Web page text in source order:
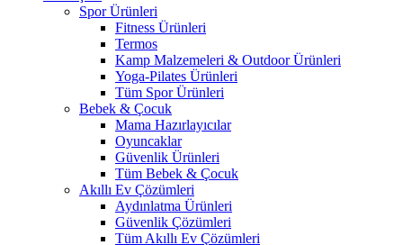
Spor Ürünleri
Fitness Ürünleri
Termos
Kamp Malzemeleri & Outdoor Ürünleri
Yoga-Pilates Ürünleri
Tüm Spor Ürünleri
Bebek & Çocuk
Mama Hazırlayıcılar
Oyuncaklar
Güvenlik Ürünleri
Tüm Bebek & Çocuk
Akıllı Ev Çözümleri
Aydınlatma Ürünleri
Güvenlik Çözümleri
Tüm Akıllı Ev Çözümleri